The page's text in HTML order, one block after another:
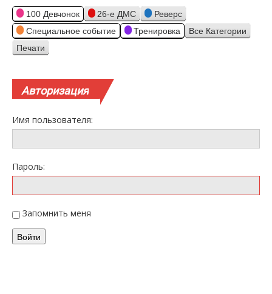
100 Девчонок 26-е ДМС
Реверс
Специальное событие
Тренировка Все Категории
Просмотр
Печати
Авторизация
Имя пользователя:
Пароль:
Запомнить меня
Войти